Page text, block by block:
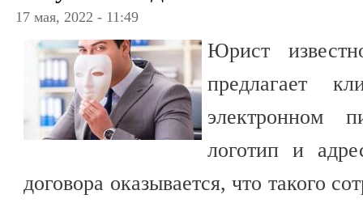
17 мая, 2022 - 11:49
Юрист
предлагает
электронном
логотип и
договора оказывается, что такого